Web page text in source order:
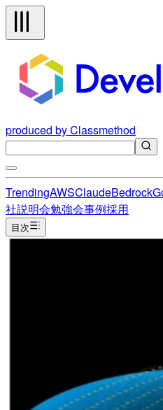
produced by Classmethod
TrendingAWSClaudeBedrock
社説明会勉強会事例採用
目次